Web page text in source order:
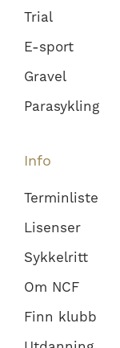
Trial
E-sport
Gravel
Parasykling
Info
Terminliste
Lisenser
Sykkelritt
Om NCF
Finn klubb